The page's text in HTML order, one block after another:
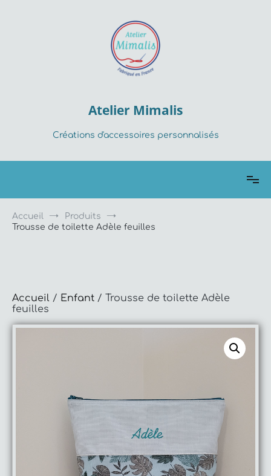
Atelier Mimalis
Créations d'accessoires personnalisés
Accueil
Produits
Trousse de toilette Adèle feuilles
Accueil / Enfant / Trousse de toilette Adèle
feuilles